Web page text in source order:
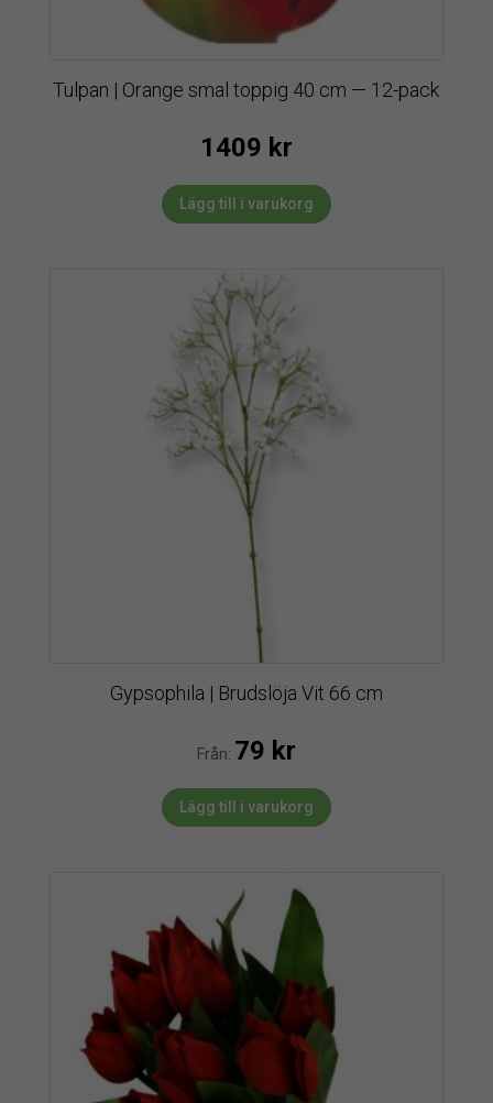
Tulpan | Orange smal toppig 40 cm — 12-pack
1409 kr
Lägg till i varukorg
Gypsophila | Brudslöja Vit 66 cm
Från: 79 kr
Lägg till i varukorg